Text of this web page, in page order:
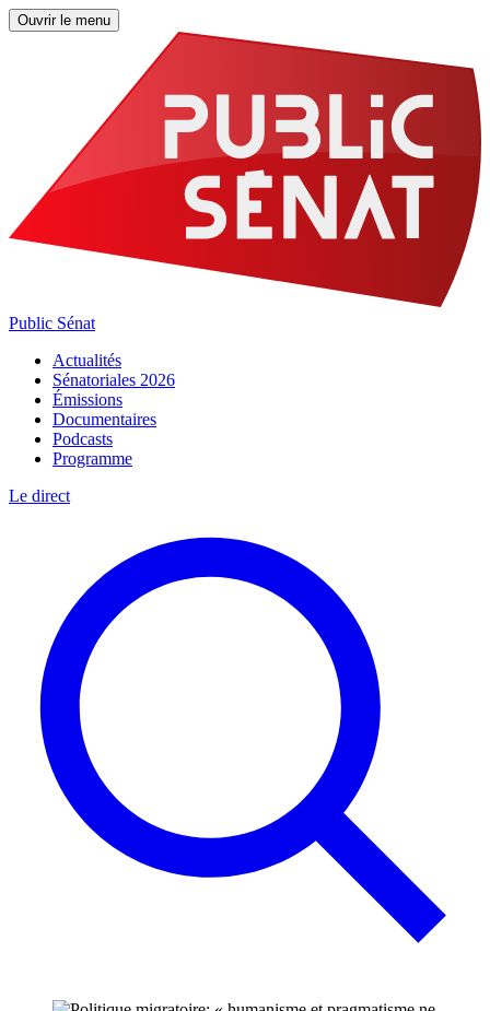
Ouvrir le menu
Public Sénat
Actualités
Sénatoriales 2026
Émissions
Documentaires
Podcasts
Programme
Le direct